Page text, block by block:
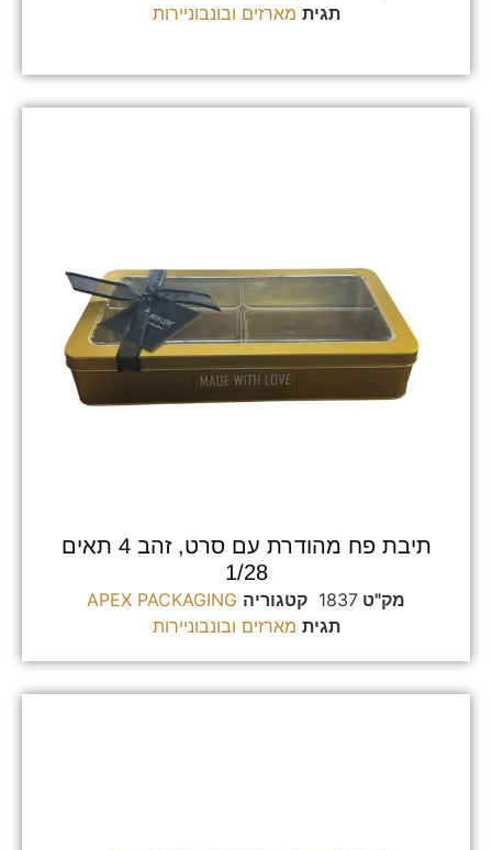
תגית מארזים ובונבוניירות
תיבת פח מהודרת עם סרט, זהב 4 תאים
1/28
מק"ט 1837 קטגוריה APEX PACKAGING
תגית מארזים ובונבוניירות